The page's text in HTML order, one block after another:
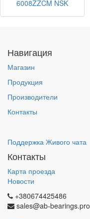
6008ZZCM NSK
Навигация
Магазин
Продукция
Производители
Контакты
Поддержка Живого чата
Контакты
Карта проезда
Новости
+380674425486
sales@ab-bearings.pro